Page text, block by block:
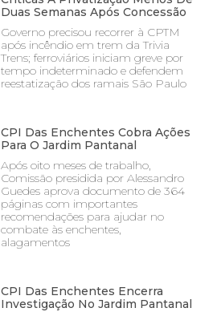
Duas Semanas Após Concessão
Governo precisou recorrer à CPTM
após incêndio em trem da Trivia
Trens; ferroviários iniciam greve por
tempo indeterminado e defendem
reestatização dos ramais São Paulo
CPI Das Enchentes Cobra Ações
Para O Jardim Pantanal
Após oito meses de trabalho,
Comissão presidida por Alessandro
Guedes aprova documento de 364
páginas com importantes
recomendações para ajudar no
combate às enchentes,
alagamentos
CPI Das Enchentes Encerra
Investigação No Jardim Pantanal